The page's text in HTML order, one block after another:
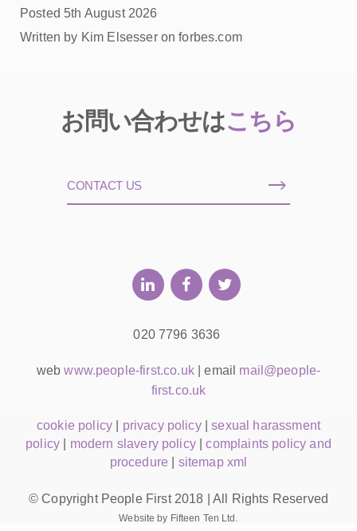
Posted 5th August 2026
Written by Kim Elsesser on forbes.com
お問い合わせはこちら
CONTACT US
020 7796 3636
webwww.people-first.co.uk| email mail@people-
first.co.uk
cookie policy privacy policy|sexual harassment
policy
modern slavery policy|complaints policy and
procedure
sitemap xml
© Copyright People First 2018 | All Rights Reserved
Website by Fifteen Ten Ltd.